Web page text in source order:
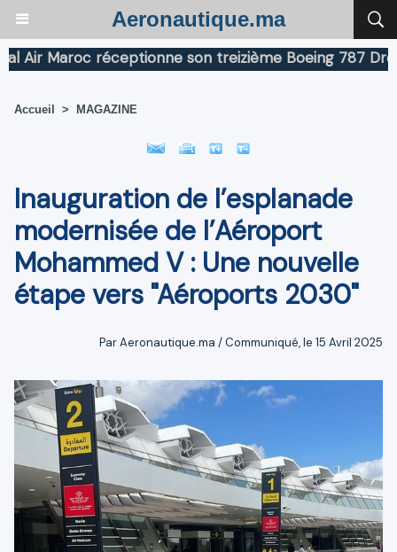
Aeronautique.ma
Maroc réceptionne son treizième Boeing 787
Accueil > MAGAZINE
Inauguration de l’esplanade
modernisée de l’Aéroport
Mohammed V : Une nouvelle
étape vers "Aéroports 2030"
Par Aeronautique.ma / Communiqué, le 15 Avril 2025